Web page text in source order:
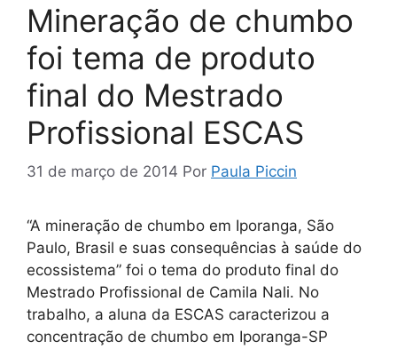
Mineração de chumbo
foi tema de produto
final do Mestrado
Profissional ESCAS
31 de março de 2014 Por Paula Piccin
“A mineração de chumbo em Iporanga, São
Paulo, Brasil e suas consequências à saúde do
ecossistema” foi o tema do produto final do
Mestrado Profissional de Camila Nali. No
trabalho, a aluna da ESCAS caracterizou a
concentração de chumbo em Iporanga-SP